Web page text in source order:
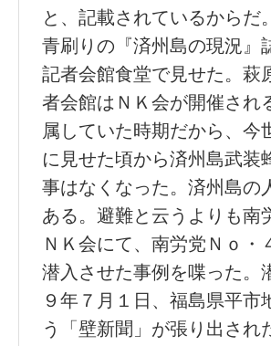
と、記載されているからだ。
青刷りの『済州島の現況』
記者会館食堂で見せた。萩
者会館はＮＫ会が開催され
属していた時期だから、
に見せた頃から済州島武装
事はなくなった。済州島の
ある。避難と云うよりも南
ＮＫ会にて、南労党Ｎｏ
潜入させた事例を喋った。
９年７月１日、福島県平
う「壁新聞」が張り出さ